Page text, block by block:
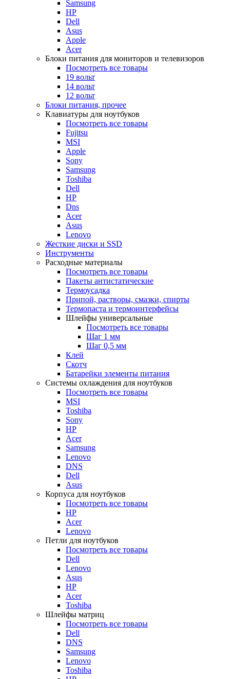
Samsung
HP
Dell
Asus
Apple
Acer
Блоки питания для мониторов и телевизоров
Посмотреть все товары
19 вольт
14 вольт
12 вольт
Блоки питания, прочее
Клавиатуры для ноутбуков
Посмотреть все товары
Fujitsu
MSI
Apple
Sony
Samsung
Toshiba
Dell
HP
Dns
Acer
Asus
Lenovo
Жесткие диски и SSD
Инструменты
Расходные материалы
Посмотреть все товары
Пакеты антистатические
Термоусадка
Припой, растворы, смазки, спирты
Термопаста и термоинтерфейсы
Шлейфы универсальные
Посмотреть все товары
Шаг 1 мм
Шаг 0,5 мм
Клей
Скотч
Батарейки элементы питания
Системы охлаждения для ноутбуков
Посмотреть все товары
MSI
Toshiba
Sony
HP
Acer
Samsung
Lenovo
DNS
Dell
Asus
Корпуса для ноутбуков
Посмотреть все товары
HP
Acer
Lenovo
Петли для ноутбуков
Посмотреть все товары
Dell
Lenovo
Asus
HP
Acer
Toshiba
Шлейфы матриц
Посмотреть все товары
Dell
DNS
Samsung
Lenovo
Toshiba